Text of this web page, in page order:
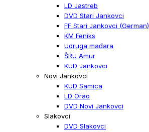
LD Jastreb
DVD Stari Jankovci
FF Stari Jankovci (German)
KM Feniks
Udruga mađara
ŠRU Amur
KUD Jankovci
Novi Jankovci
KUD Samica
LD Orao
DVD Novi Jankovci
Slakovci
DVD Slakovci